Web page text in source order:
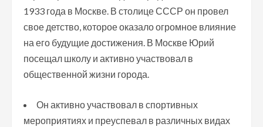
1933 года в Москве. В столице СССР он провел
свое детство, которое оказало огромное влияние
на его будущие достижения. В Москве Юрий
посещал школу и активно участвовал в
общественной жизни города.
Он активно участвовал в спортивных
мероприятиях и преуспевал в различных видах